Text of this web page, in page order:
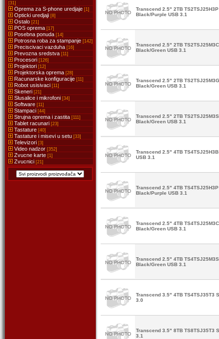
[31]
Oprema za S-phone uredjaje [1]
Opticki uredjaji [8]
Ostalo [21]
POS oprema [17]
Posebna ponuda [14]
Potrosna roba za stampanje [142]
Preciscivaci vazduha [16]
Prevozna sredstva [11]
Procesori [126]
Projektori [12]
Projektorska oprema [28]
Racunarske konfiguracije [11]
Robot usisivaci [11]
Skeneri [21]
Slusalice i mikrofoni [34]
Software [11]
Stampaci [44]
Strujna oprema i zastita [111]
Tablet racunari [23]
Tastature [40]
Tastature i misevi u setu [33]
Televizori [3]
Video nadzor [352]
Zvucne karte [1]
Zvucnici [21]
Transcend 2.5" 2TB
Black/Purple USB 3.1
Transcend 2.5" 2TB
Black/Green USB 3.1
Transcend 2.5" 2TB
Black/Green USB 3.1
Transcend 2.5" 2TB
Black/Green USB 3.1
Transcend 2.5" 4TB
USB 3.1
Transcend 2.5" 4TB
Black/Purple USB 3.1
Transcend 2.5" 4TB
Black/Green USB 3.1
Transcend 2.5" 4TB
Black/Green USB 3.1
Transcend 3.5" 4TB TS4TSJ35T3
3.0
Transcend 3.5" 8TB TS8TSJ35T3
3.1